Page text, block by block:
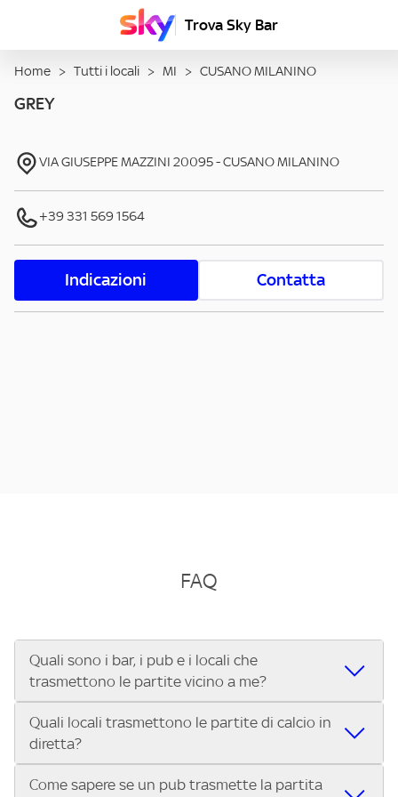
Trova Sky Bar
Home > Tutti i locali > MI > CUSANO MILANINO
GREY
VIA GIUSEPPE MAZZINI 20095-CUSANO MILANINO
+39 331 569 1564
Indicazioni Contatta
FAQ
Quali sono i bar, i pub e i locali che
trasmettono le partite vicino a me?
Se cerchi un bar, pub, ristorante o locale vicino a te per
vedere le partite di Serie A ENILIVE, la Serie C Sky Wifi, la
UEFA Champions League, la UEFA Europa League, la UEFA
Conference League, il Tennis, la Formula 1®, la MotoGP™ e
Quali locali trasmettono le partite di calcio in
diretta?
Vuoi sapere quali bar, pub o ristoranti mostrano le partite
Come sapere se un pub trasmette la partita